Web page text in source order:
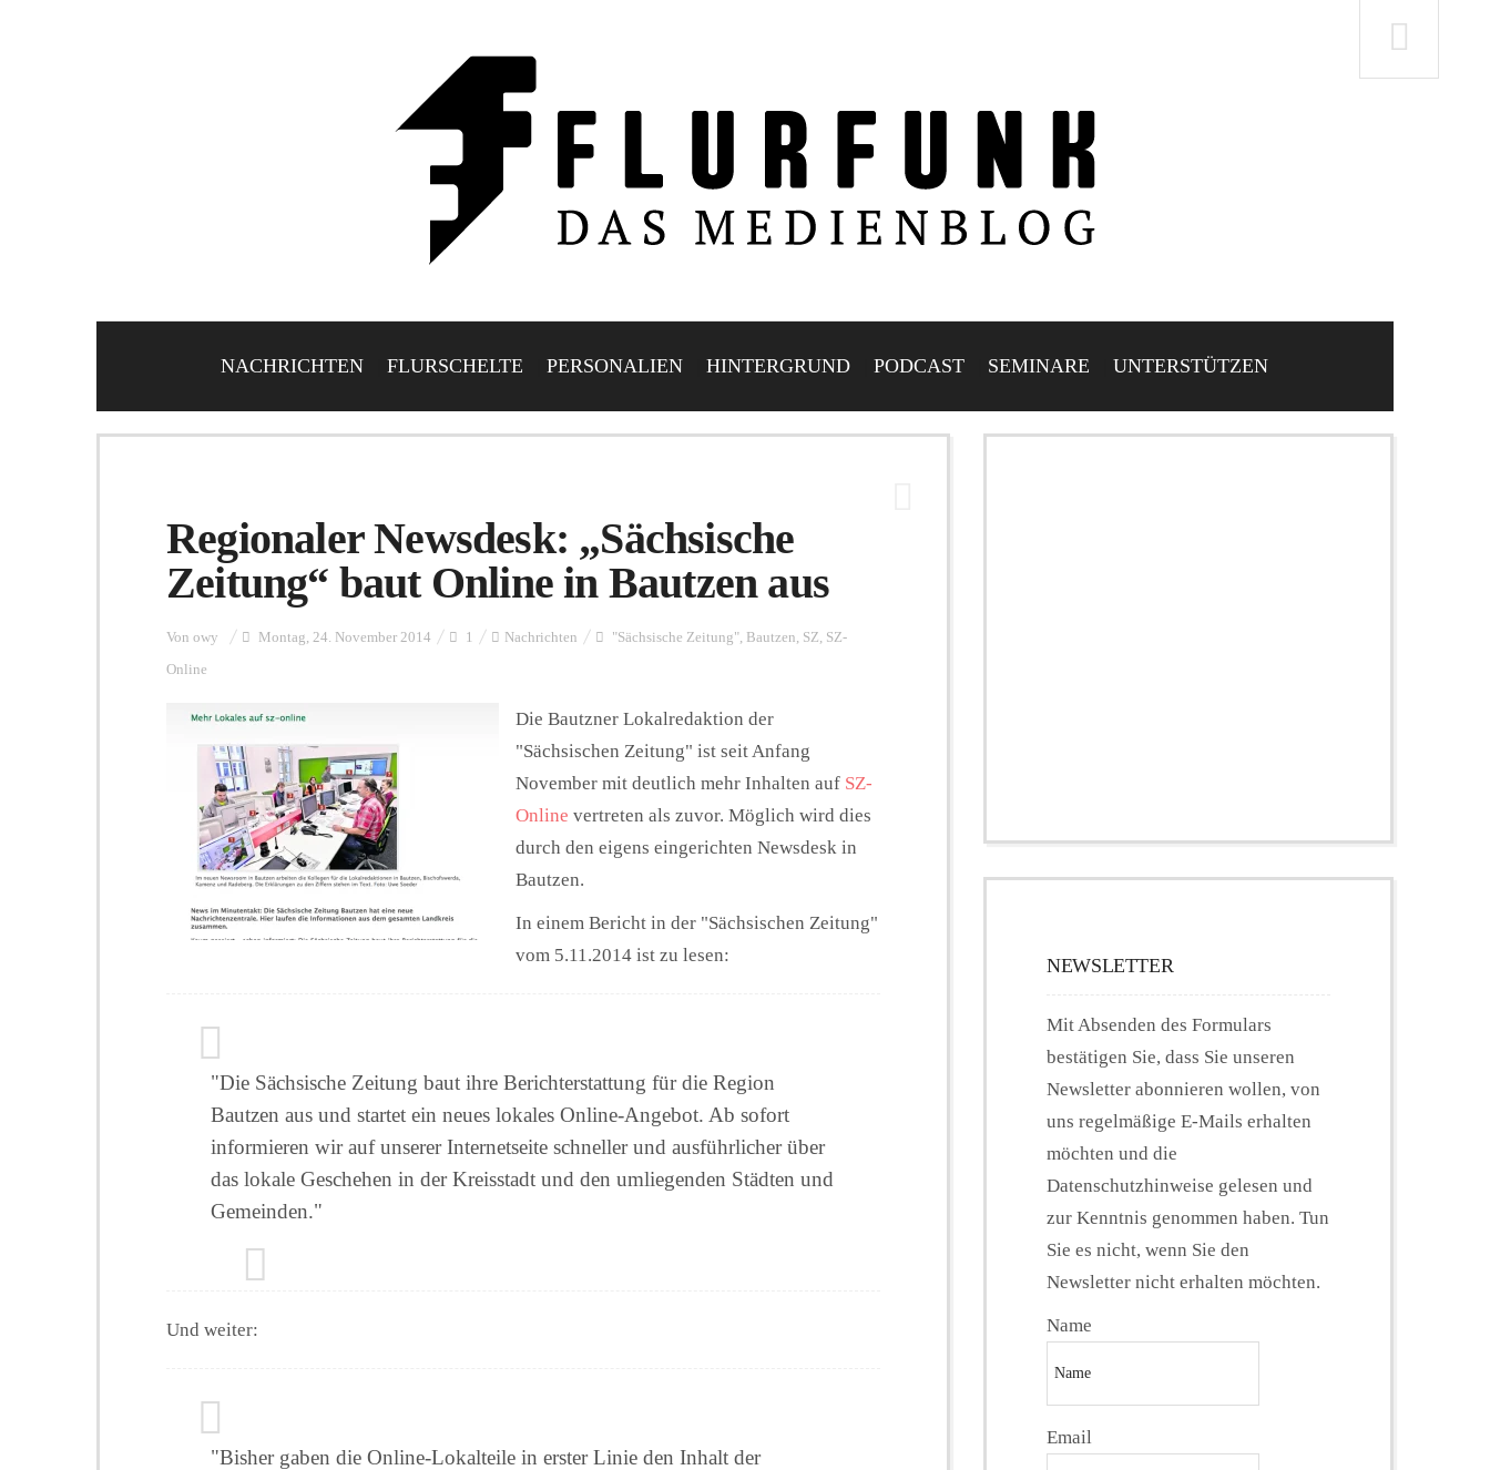
NACHRICHTEN FLURSCHELTE PERSONALIEN HINTERGRUND PODCAST SEMINARE UNTERSTÜTZEN
Regionaler Newsdesk: „Sächsische
Zeitung“ baut Online in Bautzen aus
Von owy Montag, 24. November 2014 1 Nachrichten "Sächsische Zeitung", Bautzen, SZ, SZ-
Online
Die Bautzner Lokalredaktion der
"Sächsischen Zeitung" ist seit Anfang
November mit deutlich mehr Inhalten auf SZ-
Online vertreten als zuvor. Möglich wird dies
durch den eigens eingerichten Newsdesk in
Bautzen.
In einem Bericht in der "Sächsischen Zeitung"
vom 5.11.2014 ist zu lesen:
"Die Sächsische Zeitung baut ihre Berichterstattung für die Region
Bautzen aus und startet ein neues lokales Online-Angebot. Ab sofort
informieren wir auf unserer Internetseite schneller und ausführlicher über
das lokale Geschehen in der Kreisstadt und den umliegenden Städten und
Gemeinden."
Und weiter:
"Bisher gaben die Online-Lokalteile in erster Linie den Inhalt der
NEWSLETTER
Mit Absenden des Formulars
bestätigen Sie, dass Sie unseren
Newsletter abonnieren wollen, von
uns regelmäßige E-Mails erhalten
möchten und die
Datenschutzhinweise gelesen und
zur Kenntnis genommen haben. Tun
Sie es nicht, wenn Sie den
Newsletter nicht erhalten möchten.
Name
Email